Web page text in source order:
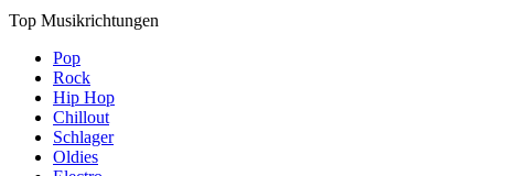
Top Musikrichtungen
Pop
Rock
Hip Hop
Chillout
Schlager
Oldies